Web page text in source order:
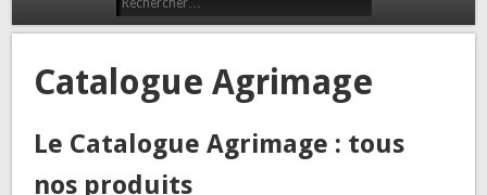
Catalogue Agrimage
Le Catalogue Agrimage : tous
nos produits